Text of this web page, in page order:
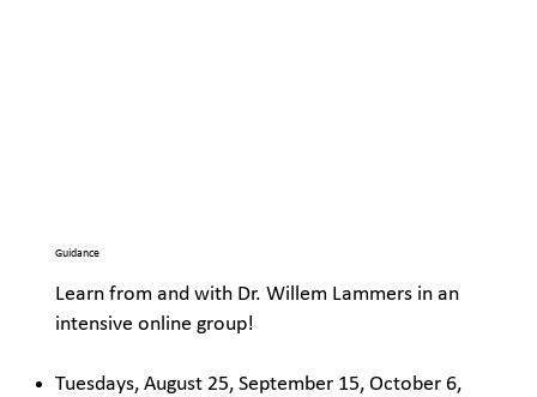
Guidance
Learn from and with Dr. Willem Lammers in an
intensive online group!
Tuesdays, August 25, September 15, October 6,